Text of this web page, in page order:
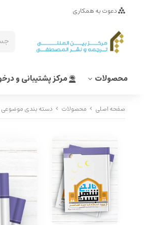
دعوت به همکاری
محصولات مرکز پشتیبانی و
صفحه اصلی محصولات دسته بندی موضوعی